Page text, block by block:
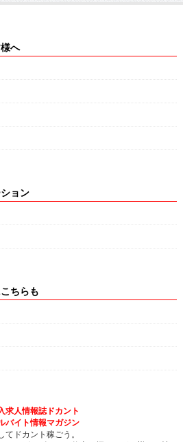
へ
ョン
ちらも
求人情報誌ドカント
バイト情報マガジン
ドカント稼ごう。